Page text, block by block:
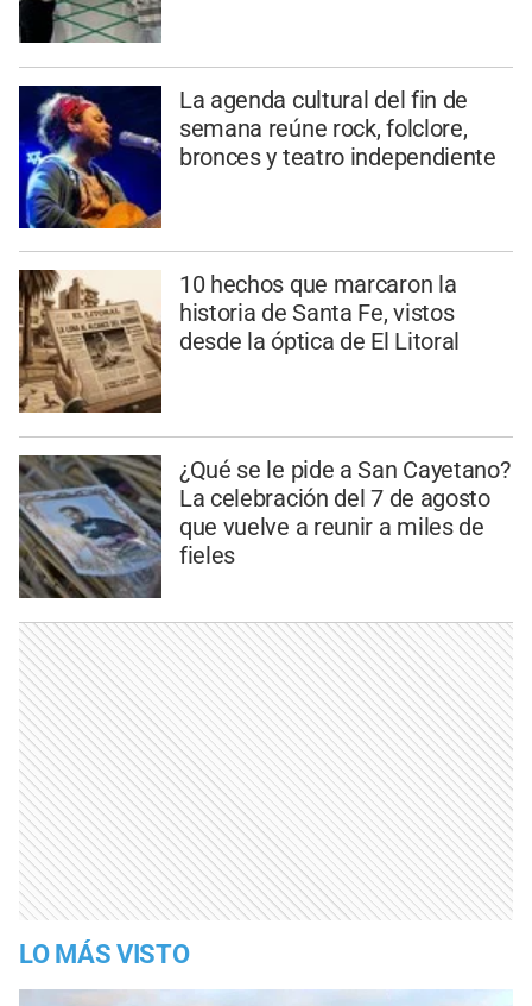
La agenda cultural del fin de
semana reúne rock, folclore,
bronces y teatro independiente
10 hechos que marcaron la
historia de Santa Fe, vistos
desde la óptica de El Litoral
¿Qué se le pide a San Cayetano?
La celebración del 7 de agosto
que vuelve a reunir a miles de
fieles
LO MÁS VISTO